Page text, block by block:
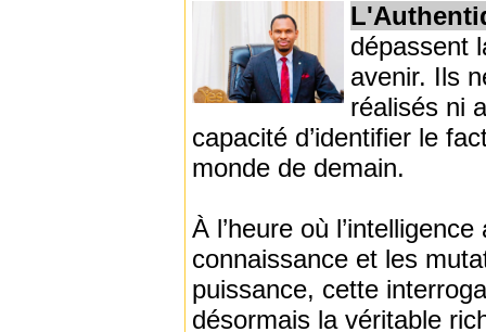
dépassent
avenir. Ils
réalisés ni
capacité d’identifier le
monde de demain.
À l’heure où
connaissance et les
puissance, cette
désormais la véritable